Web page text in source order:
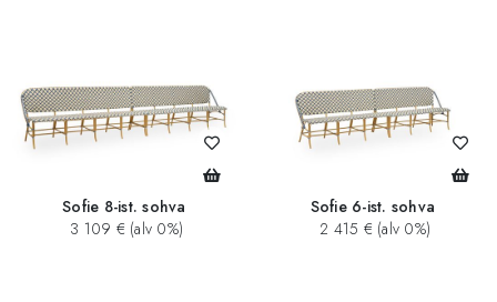
Sofie 8-ist. sohva
3 109 € (alv 0%)
Sofie 6-ist. sohva
2 415 € (alv 0%)